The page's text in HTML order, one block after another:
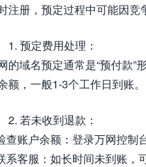
注册，预定过程中可能因竞
1. 预定费用处理：
的域名预定通常是“预付款
额，一般1-3个工作日到账。
2. 若未收到退款：
查账户余额：登录万网控制
系客服：如长时间未到账，